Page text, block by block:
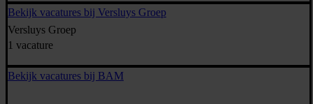
Versluys Groep
1 vacature
Bekijk vacatures bij Versluys Groep
Bekijk vacatures bij BAM